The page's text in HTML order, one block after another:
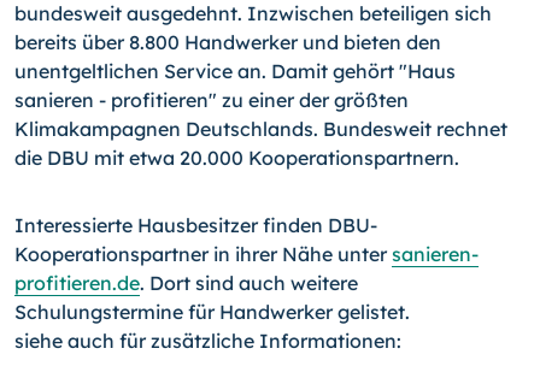
bundesweit ausgedehnt. Inzwischen beteiligen sich
bereits über 8.800 Handwerker und bieten den
unentgeltlichen Service an. Damit gehört "Haus
sanieren - profitieren" zu einer der größten
Klimakampagnen Deutschlands. Bundesweit rechnet
die DBU mit etwa 20.000 Kooperationspartnern.
Interessierte Hausbesitzer finden DBU-
Kooperationspartner in ihrer Nähe untersanieren-
profitieren.de. Dort sind auch weitere
Schulungstermine für Handwerker gelistet.
siehe auch für zusätzliche Informationen: